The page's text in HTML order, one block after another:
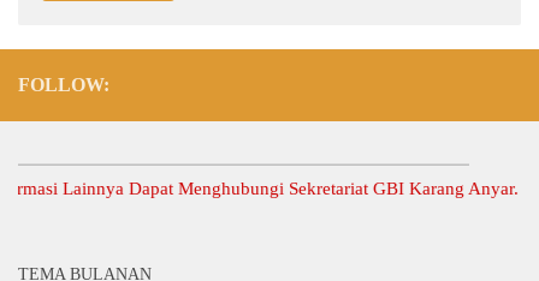
FOLLOW:
Lainnya Dapat Menghubungi Sekretariat GBI Karang Anyar.
TEMA BULANAN